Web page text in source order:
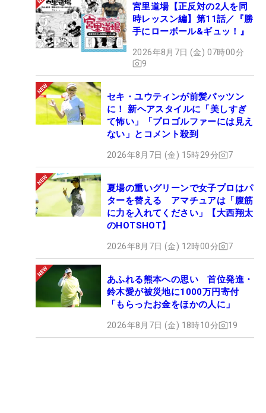
宮里道場【正反対の2人を同
時レッスン編】第11話／『勝
手にローボール&ギュッ！』
2026年8月7日 (金) 07時00分
9
セキ・ユウティンが前髪パッツン
に！ 新ヘアスタイルに「美しすぎ
て怖い」「プロゴルファーには見え
ない」とコメント殺到
2026年8月7日 (金) 15時29分 7
夏場の重いグリーンで女子プロはパ
ターを替える アマチュアは「腹筋
に力を入れてください」【大西翔太
のHOTSHOT】
2026年8月7日 (金) 12時00分 7
あふれる熊本への思い 首位発進・
鈴木愛が被災地に1000万円寄付
「もらったお金をほかの人に」
2026年8月7日 (金) 18時10分 19